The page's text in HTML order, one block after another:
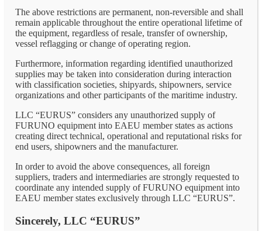
The above restrictions are permanent, non-reversible and shall
remain applicable throughout the entire operational lifetime of
the equipment, regardless of resale, transfer of ownership,
vessel reflagging or change of operating region.
Furthermore, information regarding identified unauthorized
supplies may be taken into consideration during interaction
with classification societies, shipyards, shipowners, service
organizations and other participants of the maritime industry.
LLC “EURUS” considers any unauthorized supply of
FURUNO equipment into EAEU member states as actions
creating direct technical, operational and reputational risks for
end users, shipowners and the manufacturer.
In order to avoid the above consequences, all foreign
suppliers, traders and intermediaries are strongly requested to
coordinate any intended supply of FURUNO equipment into
EAEU member states exclusively through LLC “EURUS”.
Sincerely, LLC “EURUS”